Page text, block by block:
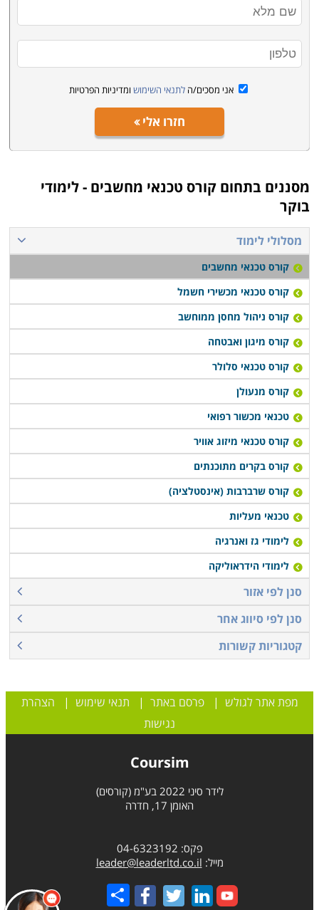
אני מסכים/ה לתנאי השימוש ומדיניות הפרטיות
חזרו אלי
מסננים בתחום קורס טכנאי מחשבים - לימודי
בוקר
מסלולי לימוד
קורס טכנאי מחשבים
קורס טכנאי מכשירי חשמל
קורס ניהול מחסן ממוחשב
קורס מיגון ואבטחה
קורס טכנאי סלולר
קורס מנעולן
טכנאי מכשור רפואי
קורס טכנאי מיזוג אוויר
קורס בקרים מתוכנתים
קורס שרברבות (אינסטלציה)
טכנאי מעליות
לימודי גז ואנרגיה
לימודי הידראוליקה
סנן לפי אזור
סנן לפי סיווג אחר
קטגוריות קשורות
מפת אתר לגולש |פרסם באתר | תנאי שימוש | הצהרת
נגישות
Coursim
לידר סיני 2022 בע"מ (קורסים)
האומן 17, חדרה
פקס: 04-6323192
מייל: leader@leaderltd.co.il
Share